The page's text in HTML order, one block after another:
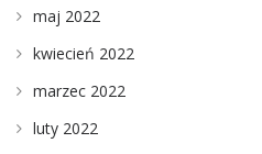
maj 2022
kwiecień 2022
marzec 2022
luty 2022